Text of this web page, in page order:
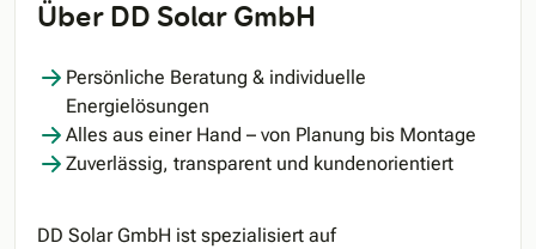
Über DD Solar GmbH
Persönliche Beratung & individuelle
Energielösungen
Alles aus einer Hand – von Planung bis Montage
Zuverlässig, transparent und kundenorientiert
DD Solar GmbH ist spezialisiert auf